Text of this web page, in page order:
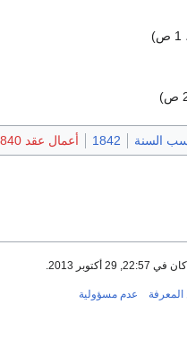
السنة 1842 أعمال عقد 1840
2013.
عدم مسؤولية